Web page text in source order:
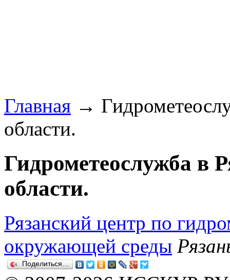
Главная →
области.
Гидрометеослужба в
области.
Рязанский центр по
окружающей среды
Поделиться…